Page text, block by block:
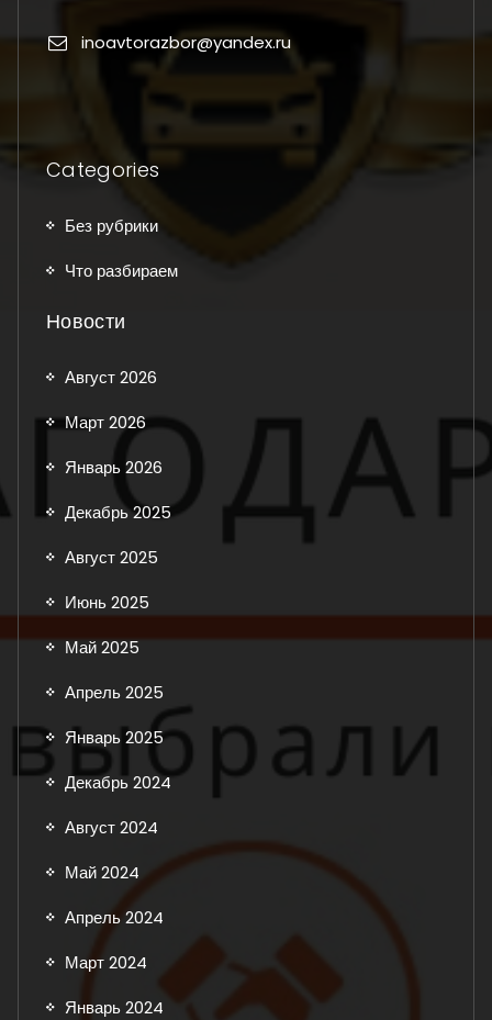
inoavtorazbor@yandex.ru
Categories
Без рубрики
Что разбираем
Новости
Август 2026
Март 2026
Январь 2026
Декабрь 2025
Август 2025
Июнь 2025
Май 2025
Апрель 2025
Январь 2025
Декабрь 2024
Август 2024
Май 2024
Апрель 2024
Март 2024
Январь 2024